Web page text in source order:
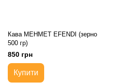
Кава MEHMET EFENDI (зерно
500 гр)
850 грн
Купити